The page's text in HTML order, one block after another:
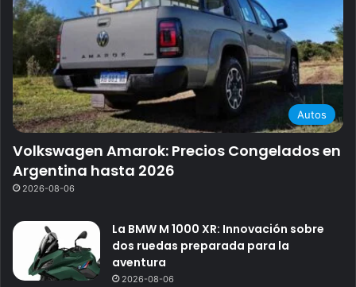
Autos
Volkswagen Amarok: Precios Congelados en
Argentina hasta 2026
2026-08-06
La BMW M 1000 XR: Innovación sobre
dos ruedas preparada para la
aventura
2026-08-06